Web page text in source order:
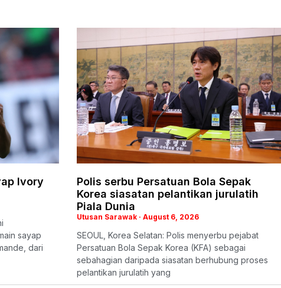
Ivory
sayap
dari
Polis serbu Persatuan Bola Sepak
Korea siasatan pelantikan jurulatih
Piala Dunia
Utusan Sarawak August 6, 2026
SEOUL, Korea Selatan: Polis menyerbu pejabat
Persatuan Bola Sepak Korea (KFA) sebagai
sebahagian daripada siasatan berhubung proses
pelantikan jurulatih yang